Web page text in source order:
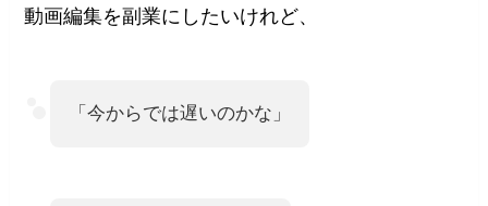
動画編集を副業にしたいけれど、
「今からでは遅いのかな」